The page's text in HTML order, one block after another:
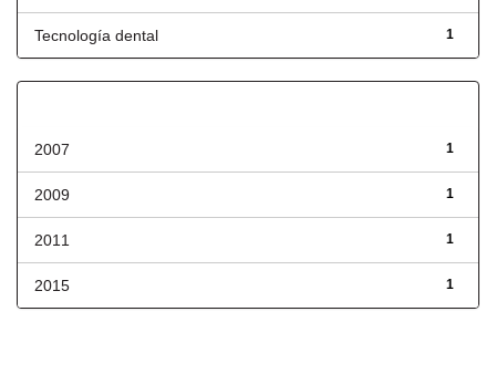
1
Tecnología dental
1
2007
1
2009
1
2011
1
2015